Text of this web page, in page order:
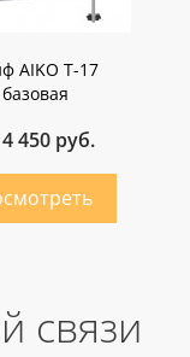
AIKO Т-17
базовая
450 руб.
связи